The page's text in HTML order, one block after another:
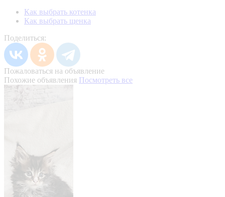
Как выбрать котенка
Как выбрать щенка
Поделиться:
Пожаловаться на объявление
Похожие объявления Посмотреть все